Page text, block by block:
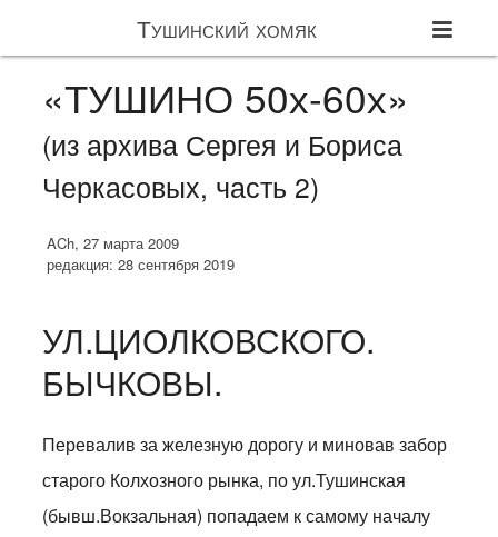
Тушинский хомяк
«ТУШИНО 50х-60х»
(из архива Сергея и Бориса
Черкасовых, часть 2)
ACh, 27 марта 2009
редакция: 28 сентября 2019
УЛ.ЦИОЛКОВСКОГО.
БЫЧКОВЫ.
Перевалив за железную дорогу и миновав забор
старого Колхозного рынка, по ул.Тушинская
(бывш.Вокзальная) попадаем к самому началу